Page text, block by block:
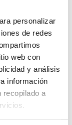
personalizar
de redes
web con
y análisis
información
recopilado a